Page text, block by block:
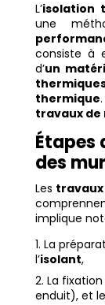
L’isolation
une
consiste à
d’un
thermique
travaux
Étapes
des
Les travaux
implique
La
l’isolant,
La
enduit), et